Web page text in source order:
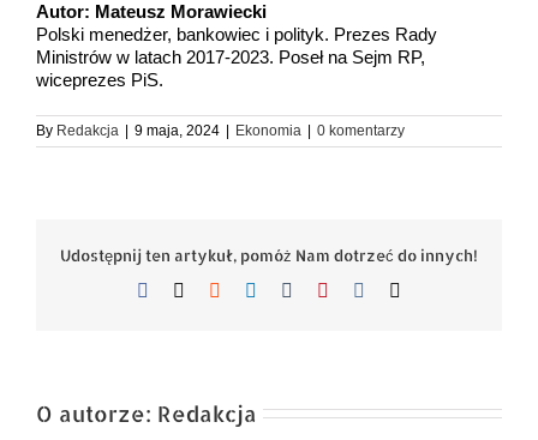
Autor: Mateusz Morawiecki
Polski menedżer, bankowiec i polityk. Prezes Rady
Ministrów w latach 2017-2023. Poseł na Sejm RP,
wiceprezes PiS.
By Redakcja 9 maja, 2024 Ekonomia 0 komentarzy
Udostępnij ten artykuł, pomóż Nam dotrzeć do innych!
Facebook Reddit LinkedIn
TumblrPinterest
O autorze: Redakcja